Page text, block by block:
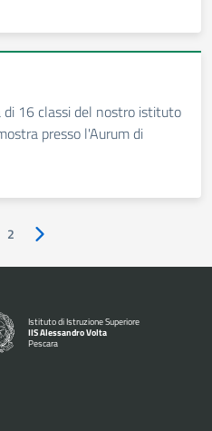
16 classi del nostro istituto
presso l'Aurum di
2 Pagina successiva
Istituto di Istruzione Superiore
IIS Alessandro Volta
Pescara